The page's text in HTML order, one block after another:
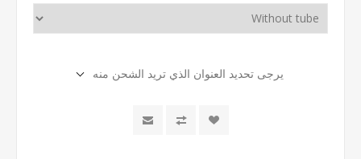
يرجى تحديد العنوان الذي تريد الشحن منه